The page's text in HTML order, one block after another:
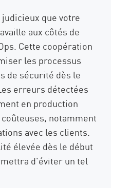
que votre
aux côtés de
Cette coopération
les processus
de sécurité dès le
erreurs détectées
en production
notamment
avec les clients.
élevée dès le début
d'éviter un tel